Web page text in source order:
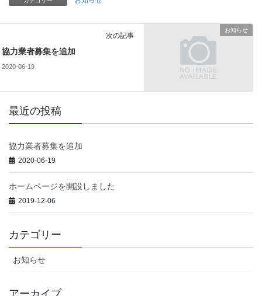
お知らせ
次の記事
協力業者募集を追加
2020-06-19
最近の投稿
協力業者募集を追加
2020-06-19
ホームページを開設しました
2019-12-06
カテゴリー
お知らせ